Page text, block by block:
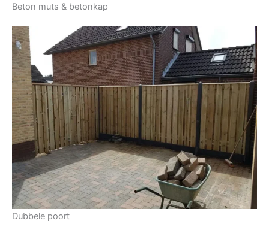
Beton muts & betonkap
Dubbele poort